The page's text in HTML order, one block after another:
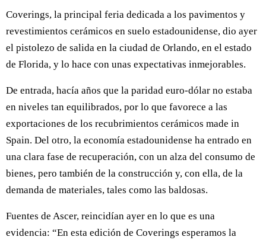
Coverings, la principal feria dedicada a los pavimentos y
revestimientos cerámicos en suelo estadounidense, dio ayer
el pistolezo de salida en la ciudad de Orlando, en el estado
de Florida, y lo hace con unas expectativas inmejorables.
De entrada, hacía años que la paridad euro-dólar no estaba
en niveles tan equilibrados, por lo que favorece a las
exportaciones de los recubrimientos cerámicos made in
Spain. Del otro, la economía estadounidense ha entrado en
una clara fase de recuperación, con un alza del consumo de
bienes, pero también de la construcción y, con ella, de la
demanda de materiales, tales como las baldosas.
Fuentes de Ascer, reincidían ayer en lo que es una
evidencia: “En esta edición de Coverings esperamos la